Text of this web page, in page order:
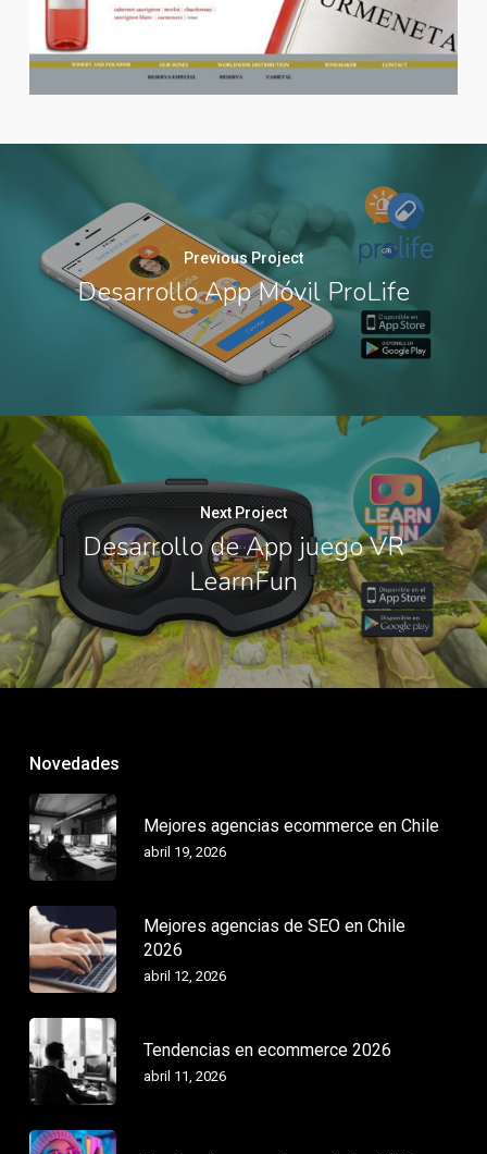
Previous Project
Desarrollo App Móvil ProLife
Next Project
Desarrollo de App juego VR
LearnFun
Novedades
Mejores agencias ecommerce en Chile
abril 19, 2026
Mejores agencias de SEO en Chile
2026
abril 12, 2026
Tendencias en ecommerce 2026
abril 11, 2026